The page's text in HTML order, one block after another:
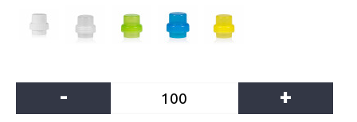
- +